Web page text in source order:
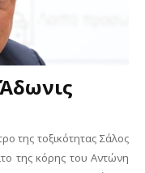
της τοξικότητας Σάλος
της κόρης του Αντώνη